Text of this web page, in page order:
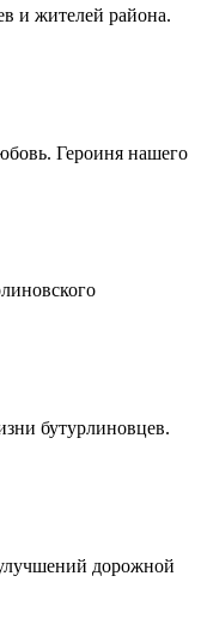
и жителей района.
Героиня нашего
бутурлиновцев.
дорожной